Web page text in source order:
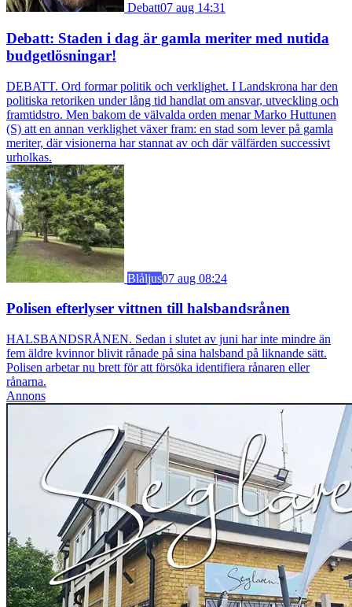
Debatt07 aug 14:31
Debatt: Staden i dag är gamla meriter med nutida
budgetlösningar!
DEBATT. Ord formar politik och verklighet. I Landskrona har den
politiska retoriken under lång tid handlat om ansvar, utveckling och
framtidstro. Men bakom de välvalda orden menar Marko Huttunen
(S) att en annan verklighet växer fram: en stad som lever på gamla
meriter, där visionerna har stannat av och där välfärden successivt
urholkas.
Blåljus07 aug 08:24
Polisen efterlyser vittnen till halsbandsrånen
HALSBANDSRÅNEN. Sedan i slutet av juni har inte mindre än
fem äldre kvinnor blivit rånade på sina halsband på liknande sätt.
Polisen arbetar nu brett för att försöka identifiera rånaren eller
rånarna.
Annons